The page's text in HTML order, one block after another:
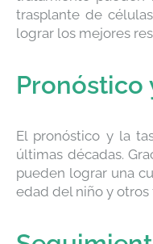
trasplante de
lograr los mejores
Pronóstico
El pronóstico y la
últimas décadas.
pueden lograr una
edad del niño y otros